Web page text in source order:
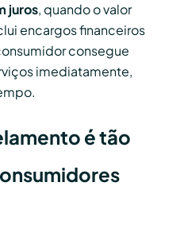
juros, quando o valor
encargos financeiros
consegue
imediatamente,
é tão